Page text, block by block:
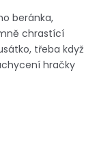
beránka,
chrastící
třeba když
hračky